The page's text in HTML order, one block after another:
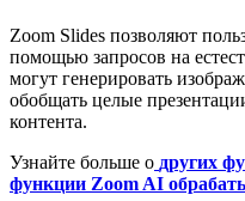
Zoom Slides позволяют
помощью запросов на
могут генерировать
обобщать целые
контента.
Узнайте больше о других
функции Zoom AI